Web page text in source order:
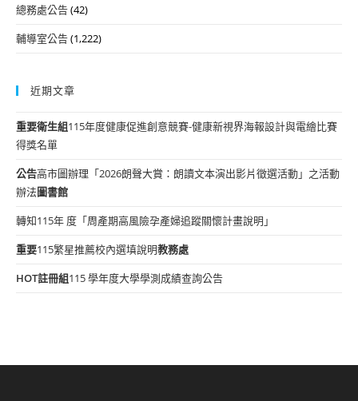
總務處公告(42)
輔導室公告(1,222)
近期文章
重要衛生組115年度健康促進創意競賽-健康新視界海報設計與電繪比賽
得獎名單
公告高市圖辦理「2026朗聲大賞：朗讀文本演出影片徵選活動」之活動
辦法圖書館
轉知115年 度「周產期高風險孕產婦追蹤關懷計畫說明」
重要115繁星推薦校內選填說明教務處
HOT註冊組115 學年度大學學測成績查詢公告